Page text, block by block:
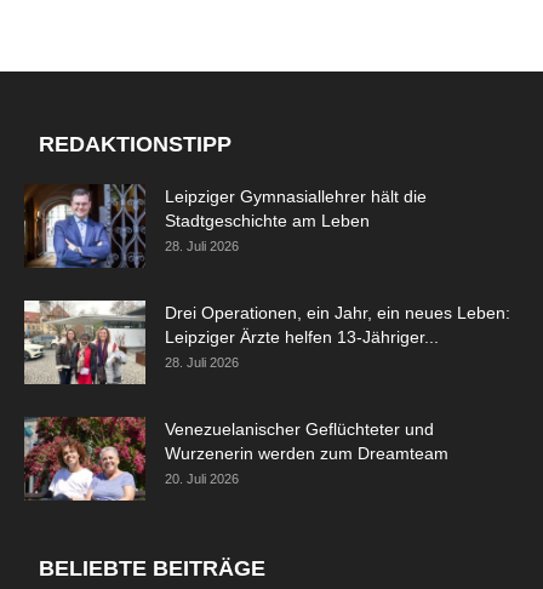
REDAKTIONSTIPP
Leipziger Gymnasiallehrer hält die
Stadtgeschichte am Leben
28. Juli 2026
Drei Operationen, ein Jahr, ein neues Leben:
Leipziger Ärzte helfen 13-Jähriger...
28. Juli 2026
Venezuelanischer Geflüchteter und
Wurzenerin werden zum Dreamteam
20. Juli 2026
BELIEBTE BEITRÄGE